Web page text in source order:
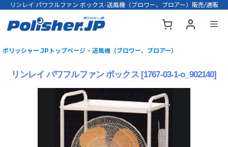
リンレイ パワフルファン ボックス-送風機（ブロワー、ブロアー）販売/通販
ポリッシャー.JPトップページ > 送風機（ブロワー、ブロアー）
リンレイ パワフルファン ボックス [1767-03-1-o_902140]